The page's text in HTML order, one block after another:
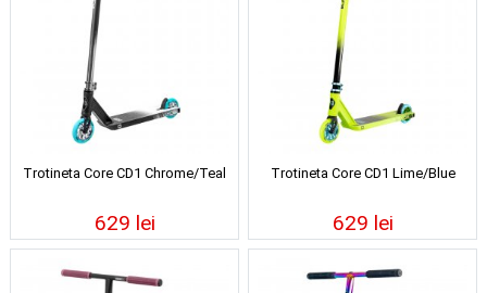
Trotineta Core CD1 Chrome/Teal
629 lei
Trotineta Core CD1 Lime/Blue
629 lei